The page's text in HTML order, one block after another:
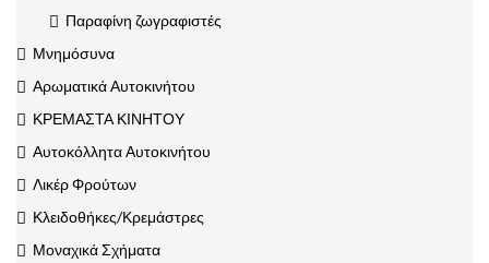
Παραφίνη ζωγραφιστές
Μνημόσυνα
Αρωματικά Αυτοκινήτου
ΚΡΕΜΑΣΤΑ ΚΙΝΗΤΟΥ
Αυτοκόλλητα Αυτοκινήτου
Λικέρ Φρούτων
Κλειδοθήκες/Κρεμάστρες
Μοναχικά Σχήματα